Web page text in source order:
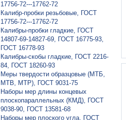
17756-72---17762-72
Калибр-пробки резьбовые, ГОСТ
17756-72---17762-72
Калибры-пробки гладкие, ГОСТ
14807-69-14827-69, ГОСТ 16775-93,
ГОСТ 16778-93
Калибры-скобы гладкие, ГОСТ 2216-
84, ГОСТ 18260-93
Меры твердости образцовые (МТБ,
МТВ, МТР), ГОСТ 9031-75
Наборы мер длины концевых
плоскопараллельных (КМД), ГОСТ
9038-90, ГОСТ 13581-68
Наборы мер плоского угла, ГОСТ